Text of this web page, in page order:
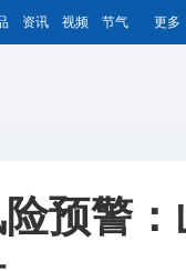
资讯 视频 节气 更多
预警